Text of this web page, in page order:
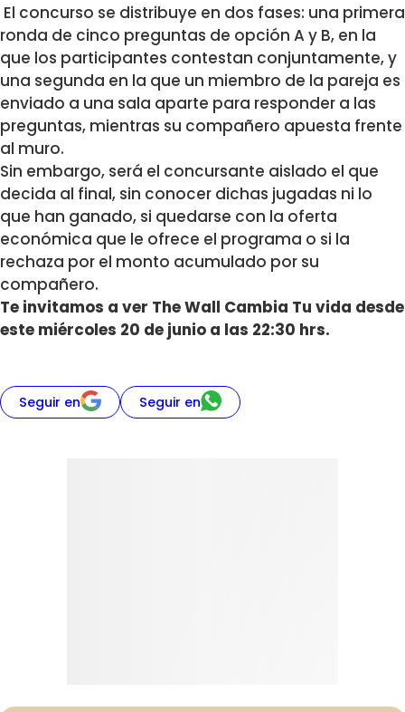
El concurso se distribuye en dos fases: una primera
ronda de cinco preguntas de opción A y B, en la
que los participantes contestan conjuntamente, y
una segunda en la que un miembro de la pareja es
enviado a una sala aparte para responder a las
preguntas, mientras su compañero apuesta frente
al muro.
Sin embargo, será el concursante aislado el que
decida al final, sin conocer dichas jugadas ni lo
que han ganado, si quedarse con la oferta
económica que le ofrece el programa o si la
rechaza por el monto acumulado por su
compañero.
Te invitamos a ver The Wall Cambia Tu vida desde
este miércoles 20 de junio a las 22:30 hrs.
Seguir en Seguir en